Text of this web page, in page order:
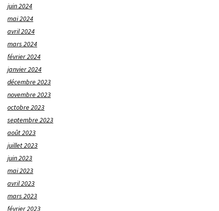
juin 2024
mai 2024
avril 2024
mars 2024
février 2024
janvier 2024
décembre 2023
novembre 2023
octobre 2023
septembre 2023
août 2023
juillet 2023
juin 2023
mai 2023
avril 2023
mars 2023
février 2023